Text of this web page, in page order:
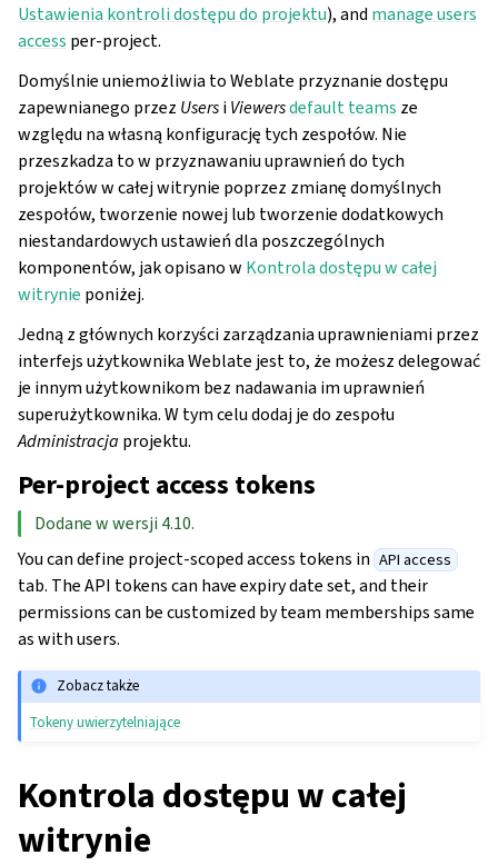
Ustawienia kontroli dostępu do projektu), and manage users
access per-project.
Domyślnie uniemożliwia to Weblate przyznanie dostępu
zapewnianego przez UsersiViewersdefault teams ze
względu na własną konfigurację tych zespołów. Nie
przeszkadza to w przyznawaniu uprawnień do tych
projektów w całej witrynie poprzez zmianę domyślnych
zespołów, tworzenie nowej lub tworzenie dodatkowych
niestandardowych ustawień dla poszczególnych
komponentów, jak opisano w Kontrola dostępu w całej
witrynie poniżej.
Jedną z głównych korzyści zarządzania uprawnieniami przez
interfejs użytkownika Weblate jest to, że możesz delegować
je innym użytkownikom bez nadawania im uprawnień
superużytkownika. W tym celu dodaj je do zespołu
Administracja projektu.
Per-project access tokens
Dodane w wersji 4.10.
You can define project-scoped access tokens in API access
tab. The API tokens can have expiry date set, and their
permissions can be customized by team memberships same
as with users.
Zobacz także
Tokeny uwierzytelniające
Kontrola dostępu w całej
witrynie